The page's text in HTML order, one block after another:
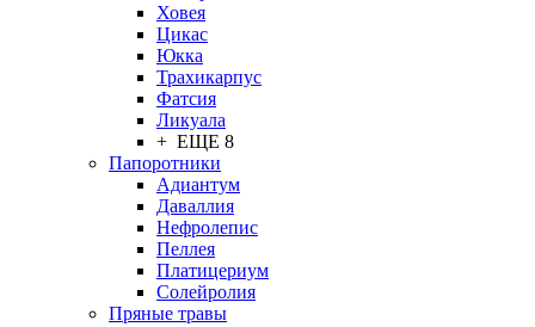
Ховея
Цикас
Юкка
Трахикарпус
Фатсия
Ликуала
+ ЕЩЕ 8
Папоротники
Адиантум
Даваллия
Нефролепис
Пеллея
Платицериум
Солейролия
Пряные травы